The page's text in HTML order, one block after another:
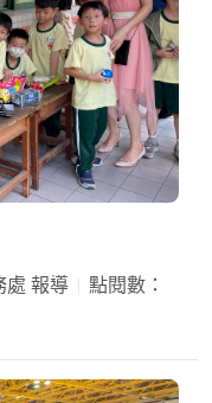
處 報導
點閱數：